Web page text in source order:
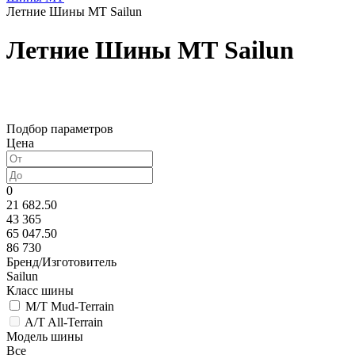
Летние Шины МТ Sailun
Летние Шины МТ Sailun
Подбор параметров
Цена
0
21 682.50
43 365
65 047.50
86 730
Бренд/Изготовитель
Sailun
Класс шины
M/T Mud-Terrain
A/T All-Terrain
Модель шины
Все